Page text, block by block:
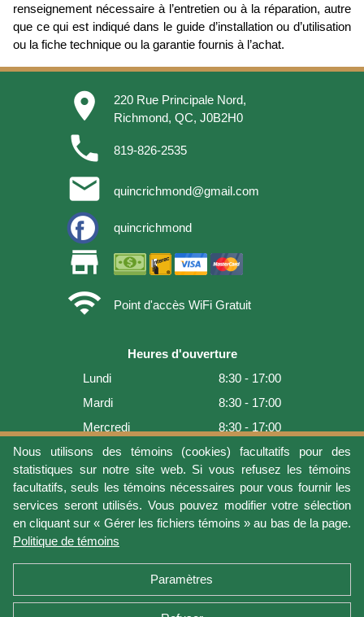
Nous utilisons des témoins (cookies) facultatifs pour des
statistiques sur notre site web. Si vous refusez les témoins
facultatifs, seuls les témoins nécessaires pour vous fournir les
services seront utilisés. Vous pouvez modifier votre sélection
en cliquant sur « Gérer les fichiers témoins » au bas de la page.
Politique de témoins
Paramètres
renseignement nécessaire à l’entretien ou à la réparation, autre
que ce qui est indiqué dans le guide d’installation ou d’utilisation
ou la fiche technique ou la garantie fournis à l’achat.
place
220 Rue Principale Nord,
Richmond, QC, J0B2H0
phone 819-826-2535
email quincrichmond@gmail.com
quincrichmond
store
wifi
Point d'accès WiFi Gratuit
Heures d'ouverture
Lundi
8:30 - 17:00
Mardi
8:30 - 17:00
Mercredi
8:30 - 17:00
Jeudi
8:30 - 17:00
Vendredi
8:30 - 17:00
Samedi
9:00 - 16:00
Dimanche
Fermé